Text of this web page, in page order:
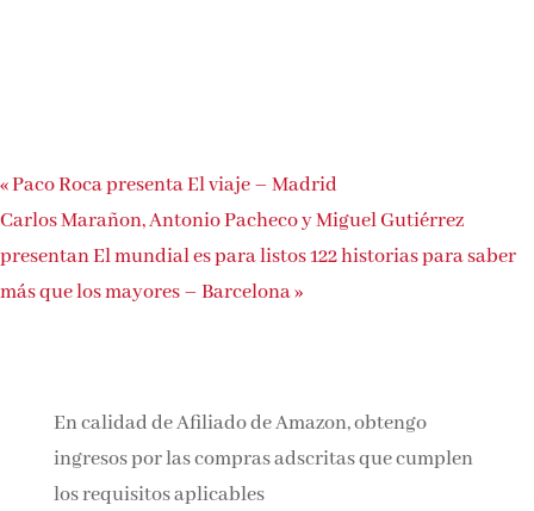
«Paco Roca presenta El viaje – Madrid
Carlos Marañon, Antonio Pacheco y Miguel Gutiérrez
presentan El mundial es para listos 122 historias para saber
más que los mayores – Barcelona»
En calidad de Afiliado de Amazon, obtengo
ingresos por las compras adscritas que cumplen
los requisitos aplicables